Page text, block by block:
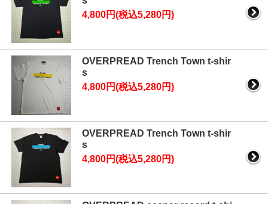
4,800円(税込5,280円)
OVERPREAD Trench Town t-shir
s
4,800円(税込5,280円)
OVERPREAD Trench Town t-shir
s
4,800円(税込5,280円)